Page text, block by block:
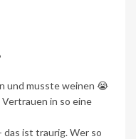
und musste weinen 😭
in so eine
das ist traurig. Wer so